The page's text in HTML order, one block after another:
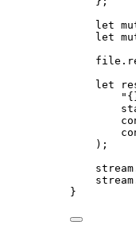
let
let
file .
let
"
);
stream
stream
}